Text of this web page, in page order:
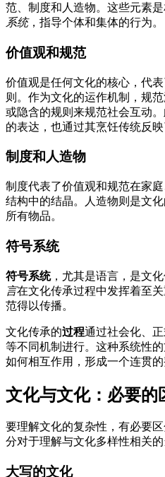
范、制度和人造物。这些元素
系统，指导个体和集体的行为。
价值观和规范
价值观是任何文化的核心，代
则。作为文化的运作机制，规
或隐含的规则来规范社会互动。
的表达，也通过其烹饪传统反映
制度和人造物
制度代表了价值观和规范在家
结构中的结晶。人造物则是文
所有物品。
符号系统
符号系统，尤其是语言，是文
言在文化传承过程中发挥着至
范得以传播。
文化传承的过程通过社会化、
等不同机制进行。这种系统性
如何相互作用，形成一个连贯
文化与文化：必要的
要理解文化的复杂性，有必要
分对于理解与文化多样性相关的
大写的文化